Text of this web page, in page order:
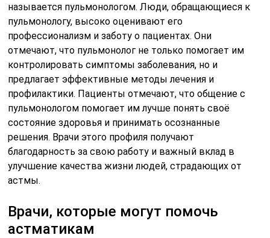
называется пульмонологом. Люди, обращающиеся к
пульмонологу, высоко оценивают его
профессионализм и заботу о пациентах. Они
отмечают, что пульмонолог не только помогает им
контролировать симптомы заболевания, но и
предлагает эффективные методы лечения и
профилактики. Пациенты отмечают, что общение с
пульмонологом помогает им лучше понять своё
состояние здоровья и принимать осознанные
решения. Врачи этого профиля получают
благодарность за свою работу и важный вклад в
улучшение качества жизни людей, страдающих от
астмы.
Врачи, которые могут помочь
астматикам